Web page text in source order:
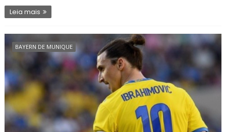
Leia mais
BAYERN DE MUNIQUE